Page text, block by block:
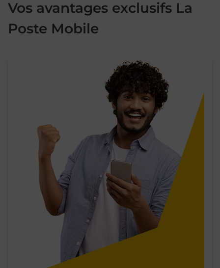
Vos avantages exclusifs La
Poste Mobile